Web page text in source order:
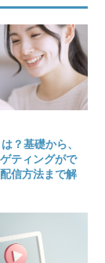
？基礎から、
ティングがで
信方法まで解